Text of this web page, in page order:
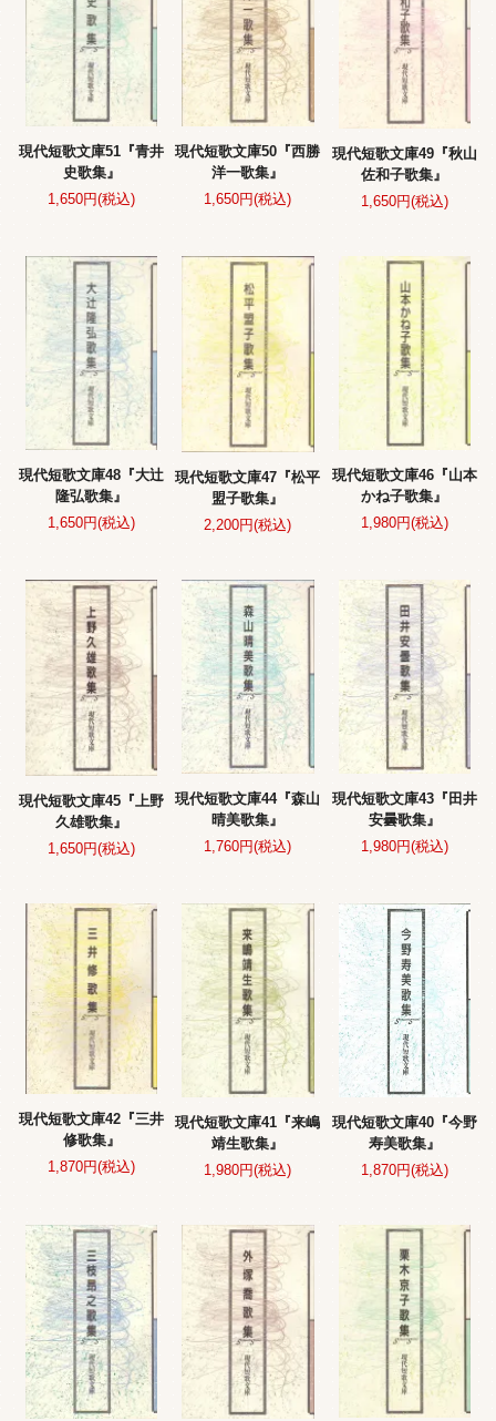
現代短歌文庫51『青井
史歌集』
1,650円(税込)
現代短歌文庫50『西勝
洋一歌集』
1,650円(税込)
現代短歌文庫49『秋山
佐和子歌集』
1,650円(税込)
現代短歌文庫48『大辻
隆弘歌集』
1,650円(税込)
現代短歌文庫47『松平
盟子歌集』
2,200円(税込)
現代短歌文庫46『山本
かね子歌集』
1,980円(税込)
現代短歌文庫45『上野
久雄歌集』
1,650円(税込)
現代短歌文庫44『森山
晴美歌集』
1,760円(税込)
現代短歌文庫43『田井
安曇歌集』
1,980円(税込)
現代短歌文庫42『三井
修歌集』
1,870円(税込)
現代短歌文庫41『来嶋
靖生歌集』
1,980円(税込)
現代短歌文庫40『今野
寿美歌集』
1,870円(税込)